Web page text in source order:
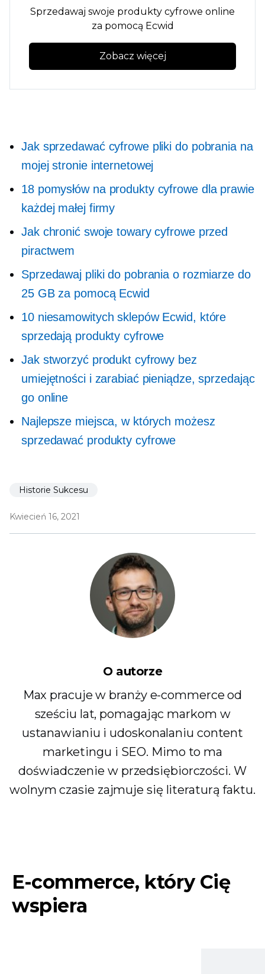
Sprzedawaj swoje produkty cyfrowe online
za pomocą Ecwid
Zobacz więcej
Jak sprzedawać cyfrowe pliki do pobrania na
mojej stronie internetowej
18 pomysłów na produkty cyfrowe dla prawie
każdej małej firmy
Jak chronić swoje towary cyfrowe przed
piractwem
Sprzedawaj pliki do pobrania o rozmiarze do
25 GB za pomocą Ecwid
10 niesamowitych sklepów Ecwid, które
sprzedają produkty cyfrowe
Jak stworzyć produkt cyfrowy bez
umiejętności i zarabiać pieniądze, sprzedając
go online
Najlepsze miejsca, w których możesz
sprzedawać produkty cyfrowe
Historie Sukcesu
Kwiecień 16, 2021
O autorze
Max pracuje w branży e-commerce od
sześciu lat, pomagając markom w
ustanawianiu i udoskonalaniu content
marketingu i SEO. Mimo to ma
doświadczenie w przedsiębiorczości. W
wolnym czasie zajmuje się literaturą faktu.
E-commerce, który Cię
wspiera